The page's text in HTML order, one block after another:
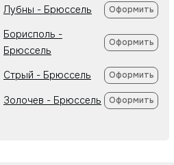
Лубны - Брюссель Оформить
Борисполь -
Брюссель
Оформить
Стрый - Брюссель Оформить
Золочев - Брюссель Оформить